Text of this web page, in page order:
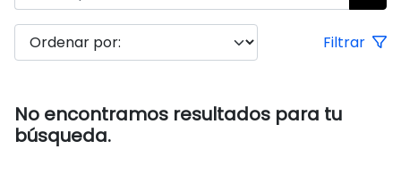
Filtrar
No encontramos resultados para tu
búsqueda.